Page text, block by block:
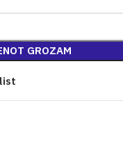
GROZAM